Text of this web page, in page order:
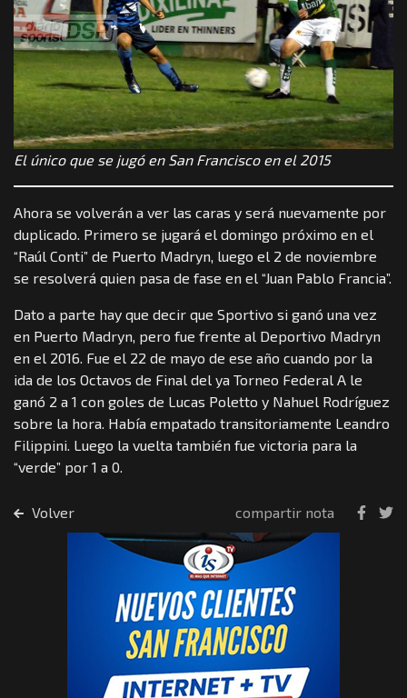
El único que se jugó en San Francisco en el 2015
Ahora se volverán a ver las caras y será nuevamente por
duplicado. Primero se jugará el domingo próximo en el
“Raúl Conti” de Puerto Madryn, luego el 2 de noviembre
se resolverá quien pasa de fase en el “Juan Pablo Francia”.
Dato a parte hay que decir que Sportivo si ganó una vez
en Puerto Madryn, pero fue frente al Deportivo Madryn
en el 2016. Fue el 22 de mayo de ese año cuando por la
ida de los Octavos de Final del ya Torneo Federal A le
ganó 2 a 1 con goles de Lucas Poletto y Nahuel Rodríguez
sobre la hora. Había empatado transitoriamente Leandro
Filippini. Luego la vuelta también fue victoria para la
“verde” por 1 a 0.
Volver compartir nota